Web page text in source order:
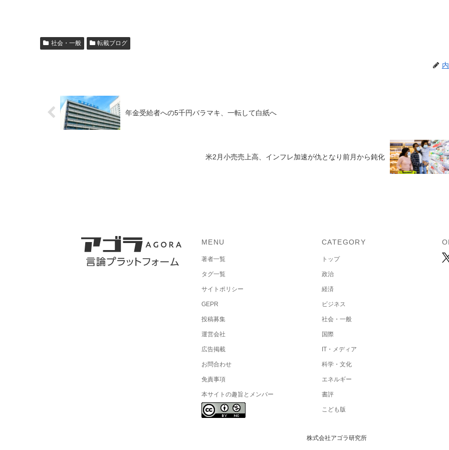
社会・一般 転載ブログ
年金受給者への5千円バラマキ、一転して白紙へ
米2月小売売上高、インフレ加速が仇となり前月から鈍化
MENU
著者一覧
タグ一覧
サイトポリシー
GEPR
投稿募集
運営会社
広告掲載
お問合わせ
免責事項
本サイトの趣旨とメンバー
CATEGORY
トップ
政治
経済
ビジネス
社会・一般
国際
IT・メディア
科学・文化
エネルギー
書評
こども版
株式会社アゴラ研究所